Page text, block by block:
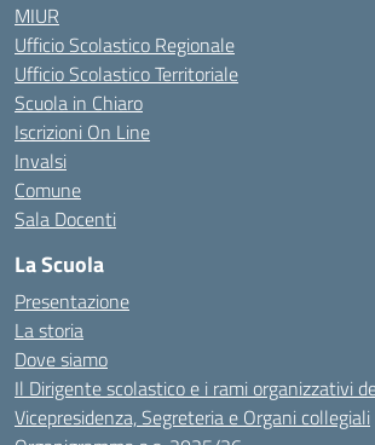
MIUR
Ufficio Scolastico Regionale
Ufficio Scolastico Territoriale
Scuola in Chiaro
Iscrizioni On Line
Invalsi
Comune
Sala Docenti
La Scuola
Presentazione
La storia
Dove siamo
Il Dirigente scolastico e i rami organizzativi
Vicepresidenza, Segreteria e Organi collegiali